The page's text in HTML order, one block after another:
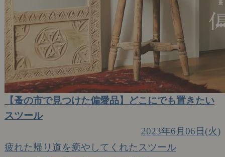
【蚤の市で見つけた偏愛品】どこにでも置きたい
スツール
2023年6月06日(火)
疲れた帰り道を癒やしてくれたスツール